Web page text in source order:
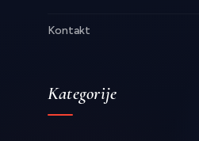
Kontakt
Kategorije